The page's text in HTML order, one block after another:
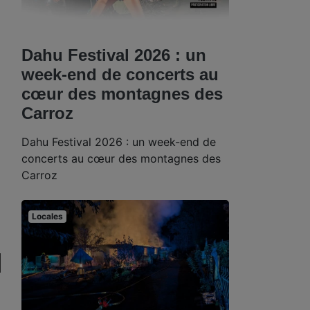
Dahu Festival 2026 : un
week-end de concerts au
cœur des montagnes des
Carroz
Dahu Festival 2026 : un week-end de
concerts au cœur des montagnes des
Carroz
Locales